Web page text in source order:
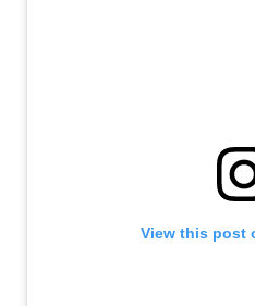
View this post